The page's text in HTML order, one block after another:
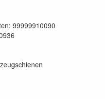
99999910090